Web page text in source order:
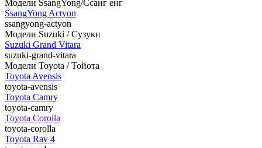
Модели SsangYong/Ссанг енг
SsangYong Actyon
ssangyong-actyon
Модели Suzuki / Сузуки
Suzuki Grand Vitara
suzuki-grand-vitara
Модели Toyota / Тойота
Toyota Avensis
toyota-avensis
Toyota Camry
toyota-camry
Toyota Corolla
toyota-corolla
Toyota Rav 4